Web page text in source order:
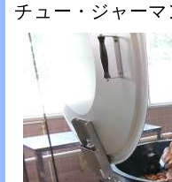
チュー・ジャー